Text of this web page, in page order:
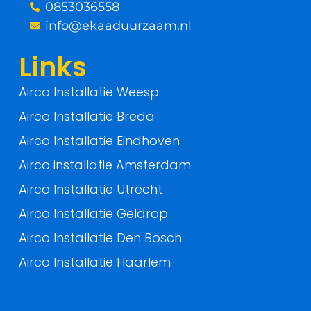
-
0853036558
info@ekaaduurzaam.nl
Links
Airco Installatie Weesp
Airco Installatie Breda
Airco Installatie Eindhoven
Airco installatie Amsterdam
Airco Installatie Utrecht
Airco Installatie Geldrop
Airco Installatie Den Bosch
Airco Installatie Haarlem